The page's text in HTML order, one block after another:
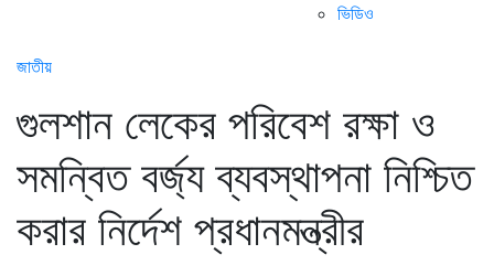
ভিডিও
জাতীয়
গুলশান লেকের পরিবেশ রক্ষা ও
সমন্বিত বর্জ্য ব্যবস্থাপনা নিশ্চিত
করার নির্দেশ প্রধানমন্ত্রীর